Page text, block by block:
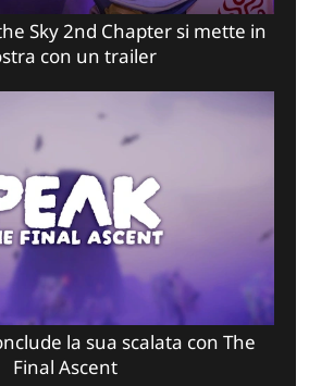
Sky 2nd Chapter si mette in
con un trailer
la sua scalata con The
Final Ascent